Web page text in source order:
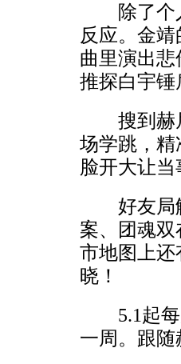
除了个人
反应。金
曲里演出
推探白宇
搜到赫尼
场学跳，
脸开大让
好友局解
案、团魂
市地图上
晓！
5.1起每
一周。跟